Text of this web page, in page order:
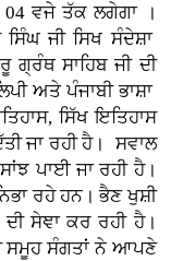
ਵਜੇ ਤੱਕ ਲਗੇਗਾ ।
ਜੀ ਸਿਖ ਸੰਦੇਸ਼ਾ
ਸਾਹਿਬ ਜੀ ਦੀ
ਅਤੇ ਪੰਜਾਬੀ ਭਾਸ਼ਾ
ਸਿੱਖ ਇਤਿਹਾਸ
ਜਾ ਰਹੀ ਹੈ। ਸਵਾਲ
ਪਾਈ ਜਾ ਰਹੀ ਹੈ।
ਰਹੇ ਹਨ। ਭੈਣ ਖੁਸ਼ੀ
ਸੇਞਾ ਕਰ ਰਹੀ ਹੈ।
ਸਮੂਹ ਸੰਗਤਾਂ ਨੇ ਆਪਣੇ